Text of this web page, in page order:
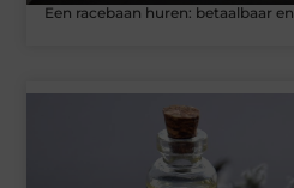
Een racebaan huren: betaalbaar